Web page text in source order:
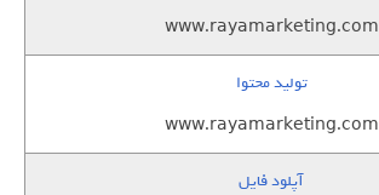
www.rayamarketing.com
تولید محتوا
www.rayamarketing.com
آپلود فایل